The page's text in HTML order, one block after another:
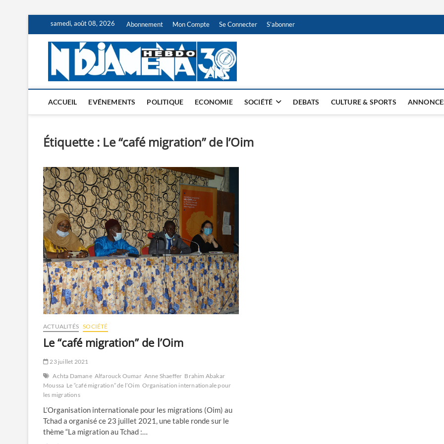
content
samedi, août 08, 2026 Abonnement Mon Compte Se Connecter S’abonner
NDJAMENA HEBDO
ACCUEIL EVÉNEMENTS POLITIQUE ECONOMIE SOCIÉTÉ DEBATS CULTURE & SPORTS
Étiquette : Le “café migration” de l’Oim
ACTUALITÉS SOCIÉTÉ
Le “café migration” de l’Oim
23 juillet 2021
Achta Damane Alfarouck Oumar Anne Shaeffer Brahim Abakar
Moussa Le “café migration” de l’Oim Organisation internationale pour
les migrations
L’Organisation internationale pour les migrations (Oim) au
Tchad a organisé ce 23 juillet 2021, une table ronde sur le
thème “La migration au Tchad :…